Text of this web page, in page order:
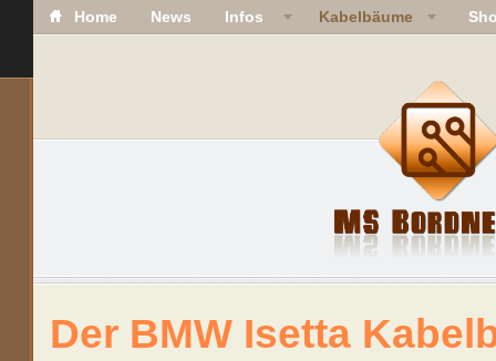
Home News Infos Kabelbäume
Der BMW Isetta